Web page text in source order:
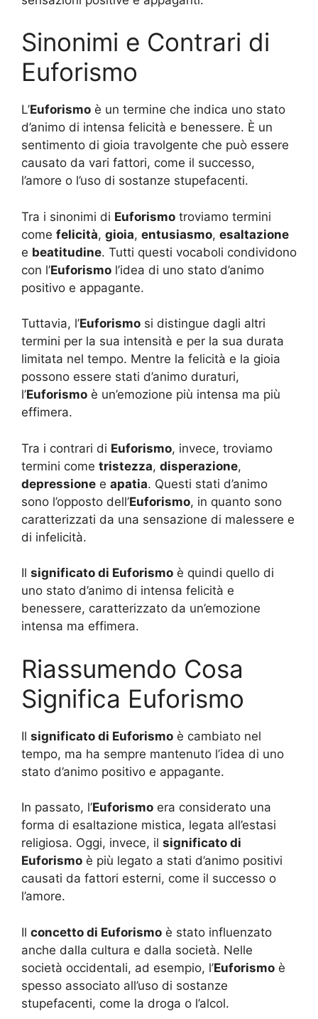
Sinonimi e Contrari di
Euforismo
L’Euforismo è un termine che indica uno stato
d’animo di intensa felicità e benessere. È un
sentimento di gioia travolgente che può essere
causato da vari fattori, come il successo,
l’amore o l’uso di sostanze stupefacenti.
Tra i sinonimi di Euforismo troviamo termini
come felicità, gioia, entusiasmo, esaltazione
e beatitudine. Tutti questi vocaboli condividono
con l’Euforismo l’idea di uno stato d’animo
positivo e appagante.
Tuttavia, l’Euforismo si distingue dagli altri
termini per la sua intensità e per la sua durata
limitata nel tempo. Mentre la felicità e la gioia
possono essere stati d’animo duraturi,
l’Euforismo è un’emozione più intensa ma più
effimera.
Tra i contrari di Euforismo, invece, troviamo
termini come tristezza, disperazione,
depressione e apatia. Questi stati d’animo
sono l’opposto dell’Euforismo, in quanto sono
caratterizzati da una sensazione di malessere e
di infelicità.
Il significato di Euforismo è quindi quello di
uno stato d’animo di intensa felicità e
benessere, caratterizzato da un’emozione
intensa ma effimera.
Riassumendo Cosa
Significa Euforismo
Il significato di Euforismo è cambiato nel
tempo, ma ha sempre mantenuto l’idea di uno
stato d’animo positivo e appagante.
In passato, l’Euforismo era considerato una
forma di esaltazione mistica, legata all’estasi
religiosa. Oggi, invece, il significato di
Euforismo è più legato a stati d’animo positivi
causati da fattori esterni, come il successo o
l’amore.
Il concetto di Euforismo è stato influenzato
anche dalla cultura e dalla società. Nelle
società occidentali, ad esempio, l’Euforismo è
spesso associato all’uso di sostanze
stupefacenti, come la droga o l’alcol.